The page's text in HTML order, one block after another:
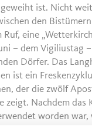
ist. Nicht
den
eine
– dem Vigiliustag
Dörfer. Das
ist ein
der die zwölf
zeigt. Nachdem das
worden war,